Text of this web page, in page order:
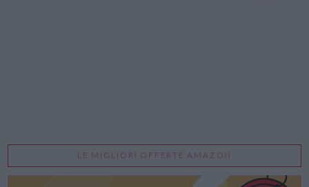
LE MIGLIORI OFFERTE AMAZON